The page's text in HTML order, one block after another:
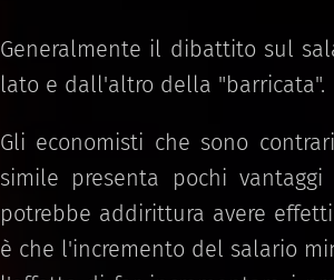
Generalmente il dibattito sul
lato e dall'altro della "barricata".
Gli economisti che sono
simile presenta pochi
potrebbe addirittura avere
è che l'incremento del salario